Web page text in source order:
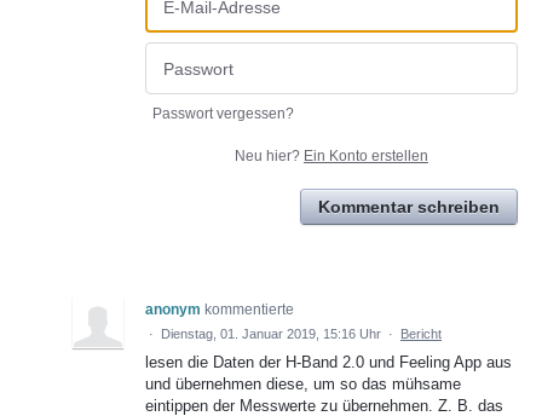
Passwort vergessen?
Neu hier? Ein Konto erstellen
Kommentar schreiben
anonym kommentierte
· Dienstag, 01. Januar 2019, 15:16 Uhr · Bericht
lesen die Daten der H-Band 2.0 und Feeling App aus
und übernehmen diese, um so das mühsame
eintippen der Messwerte zu übernehmen. Z. B. das